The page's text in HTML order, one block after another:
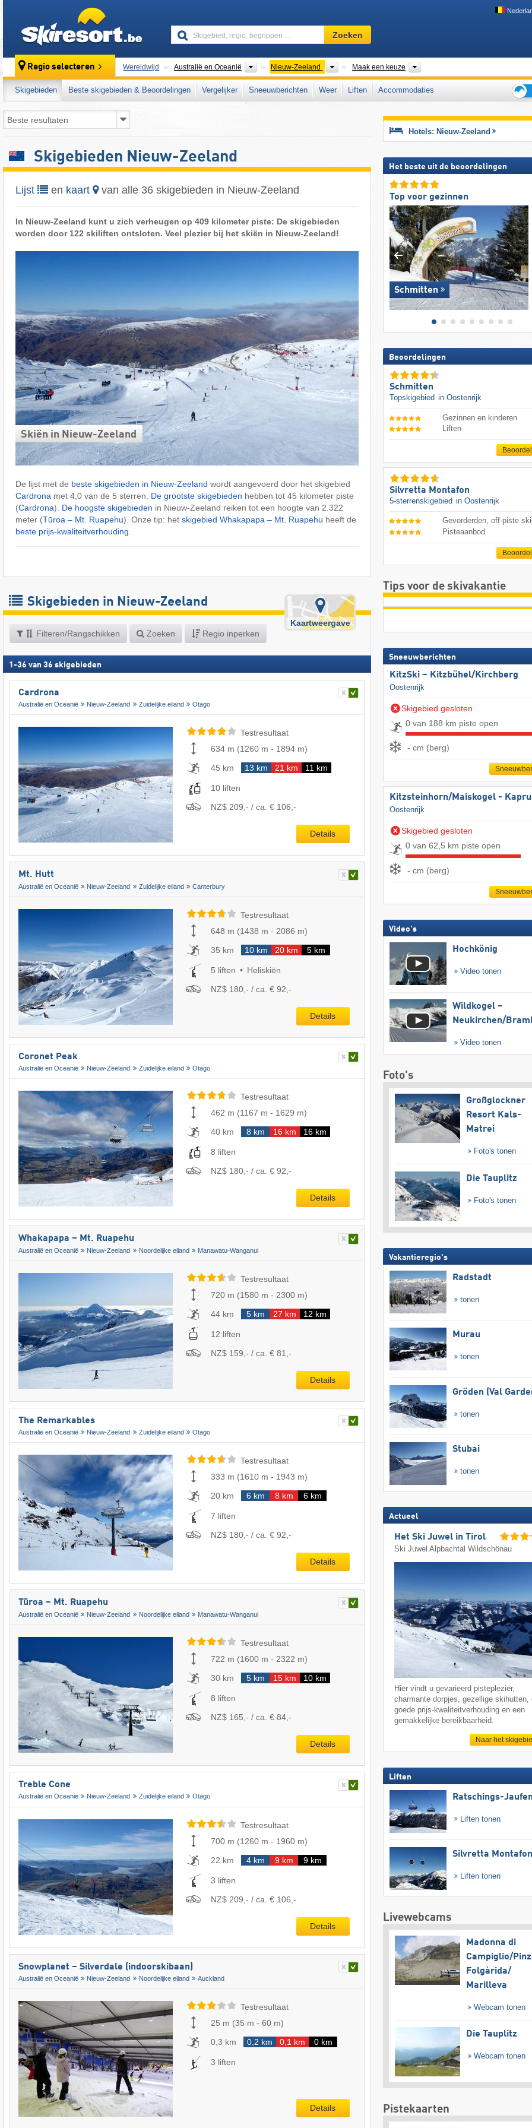
Skigebied,
regio,
…
Zoeken
Regio selecteren Wereldwijd Australië en Oceanië Continenten
Nieuw-Zeeland LandenMaak een keuze
Skigebieden Beste skigebieden & Beoordelingen Vergelijker Sneeuwberichten Weer Liften
Accommodaties
voor
Skigebieden Nieuw-Zeeland
Lijst en kaart van alle 36 skigebieden in Nieuw-Zeeland
In Nieuw-Zeeland kunt u zich verheugen op 409 kilometer piste: De skigebieden
worden door 122 skiliften ontsloten. Veel plezier bij het skiën in Nieuw-Zeeland!
Skiën in Nieuw-Zeeland
De lijst met de beste skigebieden in Nieuw-Zeeland wordt aangevoerd door het skigebied
Cardrona met 4,0 van de 5 sterren. De grootste skigebieden hebben tot 45 kilometer piste
(Cardrona). De hoogste skigebieden in Nieuw-Zeeland reiken tot een hoogte van 2.322
meter (Tūroa – Mt. Ruapehu). Onze tip: het skigebied Whakapapa – Mt. Ruapehu heeft de
beste prijs-kwaliteitverhouding
Skigebieden in Nieuw-Zeeland
Filteren/Rangschikken Zoeken Regio inperken
Kaartweergave
1 -36 van 36 skigebieden
Cardrona
Australië en Oceanië Nieuw-Zeeland Zuidelijke eiland Otago
Testresultaat
634 m (1260 m - 1894 m)
45 km
13 km 21 km 11 km
10 liften
NZ$ 209,- / ca. € 106,-
Details
Mt. Hutt
Australië en Oceanië Nieuw-Zeeland Zuidelijke eiland Canterbury
Testresultaat
648 m (1438 m - 2086 m)
35 km
10 km 20 km 5 km
5 liften
Heliskiën
NZ$ 180,- / ca. € 92,-
Details
Coronet Peak
Australië en Oceanië Nieuw-Zeeland Zuidelijke eiland Otago
Testresultaat
462 m (1167 m - 1629 m)
40 km
8 km 16 km 16 km
8 liften
NZ$ 180,- / ca. € 92,-
Details
Whakapapa – Mt. Ruapehu
Australië en Oceanië Nieuw-Zeeland Noordelijke eiland Manawatu-Wanganui
Testresultaat
720 m (1580 m - 2300 m)
44 km
5 km 27 km 12 km
12 liften
NZ$ 159,- / ca. € 81,-
Details
The Remarkables
Australië en Oceanië Nieuw-Zeeland Zuidelijke eiland Otago
Testresultaat
333 m (1610 m - 1943 m)
20 km
6 km 8 km 6 km
7 liften
NZ$ 180,- / ca. € 92,-
Details
Tūroa – Mt. Ruapehu
Australië en Oceanië Nieuw-Zeeland Noordelijke eiland Manawatu-Wanganui
Testresultaat
722 m (1600 m - 2322 m)
30 km
5 km 15 km 10 km
8 liften
NZ$ 165,- / ca. € 84,-
Details
Treble Cone
Australië en Oceanië Nieuw-Zeeland Zuidelijke eiland Otago
Testresultaat
700 m (1260 m - 1960 m)
22 km
4 km 9 km 9 km
3 liften
NZ$ 209,- / ca. € 106,-
Details
Snowplanet – Silverdale (indoorskibaan)
Australië en Oceanië Nieuw-Zeeland Noordelijke eiland Auckland
Testresultaat
25 m (35 m - 60 m)
0,3 km
0,2 km 0,1 km 0 km
3 liften
Details
Hotels: Nieuw-Zeeland
Het beste uit de beoordelingen
Top voor gezinnen
Schmitten
Beoordelingen
Schmitten
Topskigebied in Oostenrijk
Gezinnen en kinderen
Liften
Silvretta Montafon
5-sterrenskigebied in Oostenrijk
Gevorderden, off-piste
Pisteaanbod
Tips voor de skivakantie
Sneeuwberichten
KitzSki – Kitzbühel/​Kirchberg
Oostenrijk
Skigebied gesloten
0 van 188 km piste open
- cm (berg)
Kitzsteinhorn/​Maiskogel -
Oostenrijk
Skigebied gesloten
0 van 62,5 km piste open
- cm (berg)
Video's
Hochkönig
Video tonen
Wildkogel –
Neukirchen/​
Video tonen
Foto's
Großglockner
Resort Kals-
Matrei
Foto's tonen
Die Tauplitz
Foto's tonen
Vakantieregio's
Radstadt
tonen
Murau
tonen
Gröden (Val
tonen
Stubai
tonen
Actueel
Het Ski Juwel in Tirol
Ski Juwel Alpbachtal Wildschönau
Hier vindt u gevarieerd pisteplezier,
charmante dorpjes, gezellige skihutten,
goede prijs-kwaliteitverhouding en een
gemakkelijke bereikbaarheid.
Naar het
Liften
Ratschings-
Liften tonen
Silvretta Montafon
Liften tonen
Livewebcams
Madonna di
Campiglio/​
Folgàrida/​
Marilleva
Webcam tonen
Die Tauplitz
Webcam tonen
Pistekaarten